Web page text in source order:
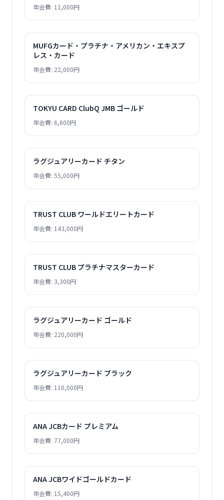
年会費: 11,000円
MUFGカード・プラチナ・アメリカン・エキスプ
レス・カード
年会費: 22,000円
TOKYU CARD ClubQ JMB ゴールド
年会費: 6,600円
ラグジュアリーカード チタン
年会費: 55,000円
TRUST CLUB ワールドエリートカード
年会費: 143,000円
TRUST CLUB プラチナマスターカード
年会費: 3,300円
ラグジュアリーカード ゴールド
年会費: 220,000円
ラグジュアリーカード ブラック
年会費: 110,000円
ANA JCBカード プレミアム
年会費: 77,000円
ANA JCBワイドゴールドカード
年会費: 15,400円